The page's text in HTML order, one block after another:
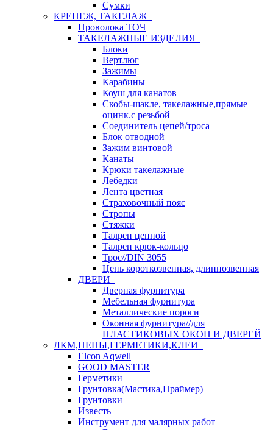
Сумки
КРЕПЕЖ, ТАКЕЛАЖ
Проволока ТОЧ
ТАКЕЛАЖНЫЕ ИЗДЕЛИЯ
Блоки
Вертлюг
Зажимы
Карабины
Коуш для канатов
Скобы-шакле, такелажные,прямые
оцинк.с резьбой
Соединитель цепей/троса
Блок отводной
Зажим винтовой
Канаты
Крюки такелажные
Лебедки
Лента цветная
Страховочный пояс
Стропы
Стяжки
Талреп цепной
Талреп крюк-кольцо
Трос//DIN 3055
Цепь короткозвенная, длиннозвенная
ДВЕРИ
Дверная фурнитура
Мебельная фурнитура
Металлические пороги
Оконная фурнитура//для
ПЛАСТИКОВЫХ ОКОН И ДВЕРЕЙ
ЛКМ,ПЕНЫ,ГЕРМЕТИКИ,КЛЕИ
Elcon Aqwell
GOOD MASTER
Герметики
Грунтовка(Мастика,Праймер)
Грунтовки
Известь
Инструмент для малярных работ